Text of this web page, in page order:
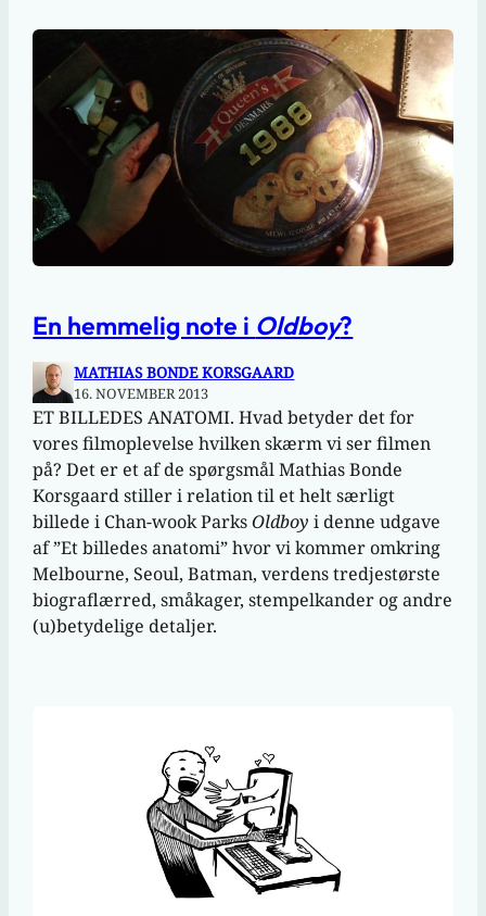
En hemmelig note i Oldboy?
MATHIAS BONDE KORSGAARD
16. NOVEMBER 2013
ET BILLEDES ANATOMI. Hvad betyder det for
vores filmoplevelse hvilken skærm vi ser filmen
på? Det er et af de spørgsmål Mathias Bonde
Korsgaard stiller i relation til et helt særligt
billede i Chan-wook ParksOldboy i denne udgave
af ”Et billedes anatomi” hvor vi kommer omkring
Melbourne, Seoul, Batman, verdens tredjestørste
biograflærred, småkager, stempelkander og andre
(u)betydelige detaljer.